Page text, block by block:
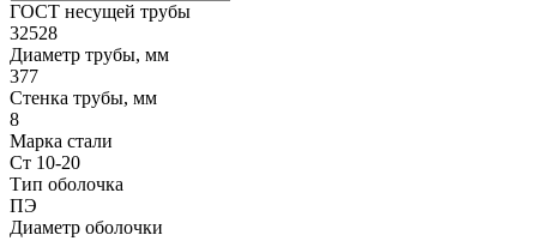
ГОСТ несущей трубы
32528
Диаметр трубы, мм
377
Стенка трубы, мм
8
Марка стали
Ст 10-20
Тип оболочка
ПЭ
Диаметр оболочки